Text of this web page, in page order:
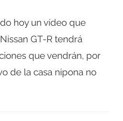
hoy un vídeo que
GT-R tendrá
que vendrán, por
de la casa nipona no